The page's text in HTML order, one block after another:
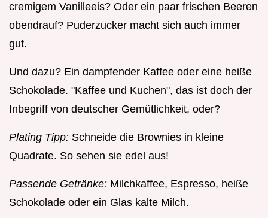
cremigem Vanilleeis? Oder ein paar frischen Beeren
obendrauf? Puderzucker macht sich auch immer
gut.
Und dazu? Ein dampfender Kaffee oder eine heiße
Schokolade. "Kaffee und Kuchen", das ist doch der
Inbegriff von deutscher Gemütlichkeit, oder?
Plating Tipp: Schneide die Brownies in kleine
Quadrate. So sehen sie edel aus!
Passende Getränke: Milchkaffee, Espresso, heiße
Schokolade oder ein Glas kalte Milch.